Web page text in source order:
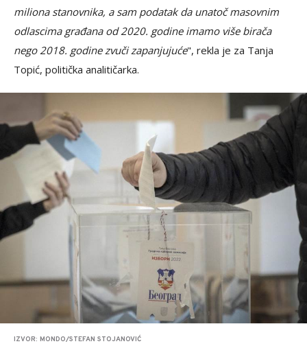
miliona stanovnika, a sam podatak da unatoč masovnim
odlascima građana od 2020. godine imamo više birača
nego 2018. godine zvuči zapanjujuće", rekla je za Tanja
Topić, politička analitičarka.
IZVOR: MONDO/STEFAN STOJANOVIĆ